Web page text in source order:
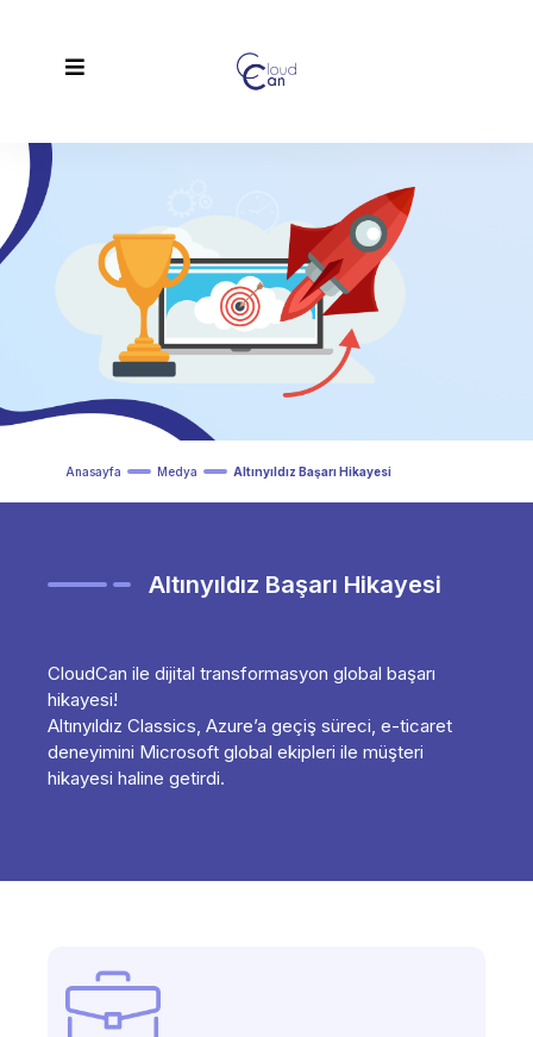
Anasayfa Medya Altınyıldız Başarı Hikayesi
Altınyıldız Başarı Hikayesi
CloudCan ile dijital transformasyon global başarı
hikayesi!
Altınyıldız Classics, Azure’a geçiş süreci, e-ticaret
deneyimini Microsoft global ekipleri ile müşteri
hikayesi haline getirdi.